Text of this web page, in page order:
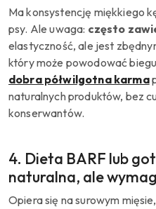
Ma konsystencję miękkiego
psy. Ale uwaga: często
elastyczność, ale jest
który może powodować
dobra półwilgotna karma
naturalnych produktów, bez
konserwantów.
4. Dieta BARF lub
naturalna, ale
Opiera się na surowym